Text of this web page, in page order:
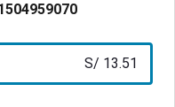
S/ 13.51